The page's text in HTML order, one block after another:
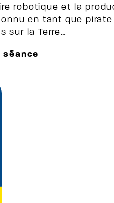
robotique et la
en tant que
sur la Terre…